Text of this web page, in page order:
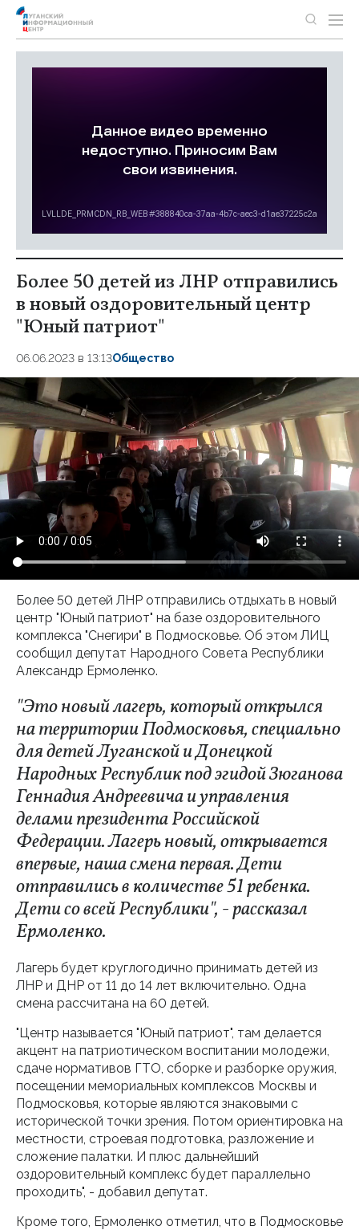
Более 50 детей из ЛНР отправились
в новый оздоровительный центр
"Юный патриот"
06.06.2023 в 13:13Общество
Более 50 детей ЛНР отправились отдыхать в новый
центр "Юный патриот" на базе оздоровительного
комплекса "Снегири" в Подмосковье. Об этом ЛИЦ
сообщил депутат Народного Совета Республики
Александр Ермоленко.
"Это новый лагерь, который открылся
на территории Подмосковья, специально
для детей Луганской и Донецкой
Народных Республик под эгидой Зюганова
Геннадия Андреевича и управления
делами президента Российской
Федерации. Лагерь новый, открывается
впервые, наша смена первая. Дети
отправились в количестве 51 ребенка.
Дети со всей Республики", - рассказал
Ермоленко.
Лагерь будет круглогодично принимать детей из
ЛНР и ДНР от 11 до 14 лет включительно. Одна
смена рассчитана на 60 детей.
"Центр называется "Юный патриот", там делается
акцент на патриотическом воспитании молодежи,
сдаче нормативов ГТО, сборке и разборке оружия,
посещении мемориальных комплексов Москвы и
Подмосковья, которые являются знаковыми с
исторической точки зрения. Потом ориентировка на
местности, строевая подготовка, разложение и
сложение палатки. И плюс дальнейший
оздоровительный комплекс будет параллельно
проходить", - добавил депутат.
Кроме того, Ермоленко отметил, что в Подмосковье